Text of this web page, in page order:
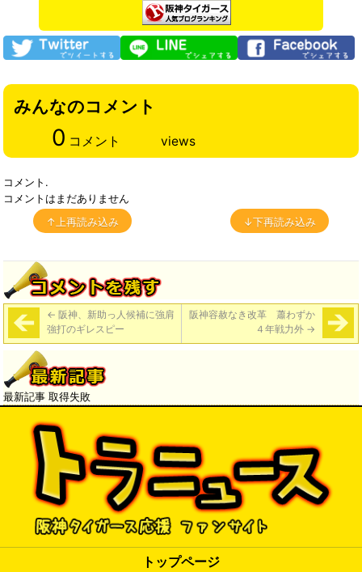
みんなのコメント
0 コメント views
コメント.
コメントはまだありません
↑上再読み込み
↓下再読み込み
← 阪神、新助っ人候補に強肩
強打のギレスピー
阪神容赦なき改革 蕭わずか
４年戦力外 →
最新記事 取得失敗
トップページ